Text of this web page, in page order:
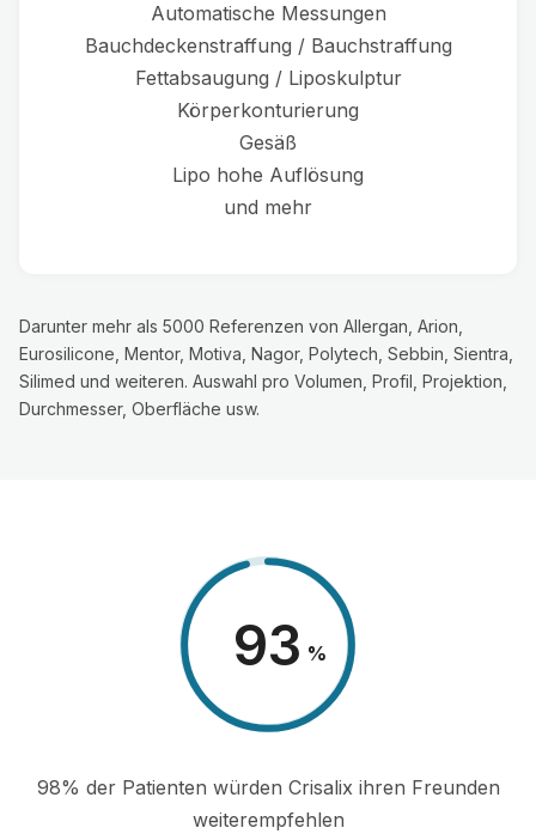
Automatische Messungen
Bauchdeckenstraffung / Bauchstraffung
Fettabsaugung / Liposkulptur
Körperkonturierung
Gesäß
Lipo hohe Auflösung
und mehr
Darunter mehr als 5000 Referenzen von Allergan, Arion,
Eurosilicone, Mentor, Motiva, Nagor, Polytech, Sebbin, Sientra,
Silimed und weiteren. Auswahl pro Volumen, Profil, Projektion,
Durchmesser, Oberfläche usw.
98 %
98% der Patienten würden Crisalix ihren Freunden
weiterempfehlen